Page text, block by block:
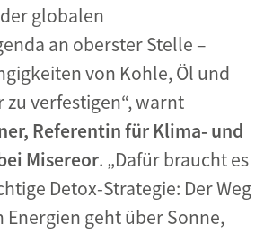
globalen
an oberster Stelle –
von Kohle, Öl und
zu verfestigen“, warnt
Referentin für Klima- und
Misereor. „Dafür braucht es
Detox-Strategie: Der Weg
Energien geht über Sonne,